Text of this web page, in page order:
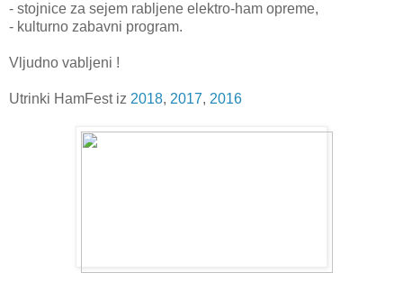
- stojnice za sejem rabljene elektro-ham opreme,
- kulturno zabavni program.
Vljudno vabljeni !
Utrinki HamFest iz 2018, 2017, 2016